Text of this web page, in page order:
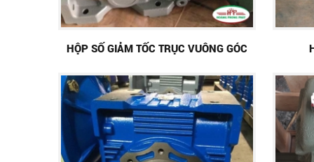
HỘP SỐ GIẢM TỐC TRỤC VUÔNG GÓC